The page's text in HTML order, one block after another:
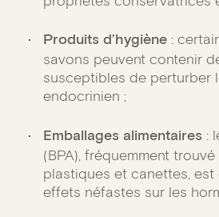
Produits d’hygiène :
savons peuvent contenir
susceptibles de perturber
endocrinien ;
Emballages alimentaires :
(BPA), fréquemment
plastiques et canettes,
effets néfastes sur les